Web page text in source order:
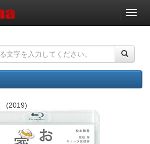
ナ
ビ
ー
ョ
ン
2019